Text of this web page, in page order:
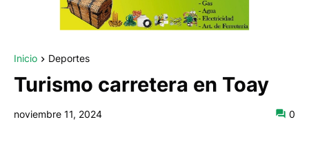
Inicio Deportes
Turismo carretera en Toay
noviembre 11, 2024 0